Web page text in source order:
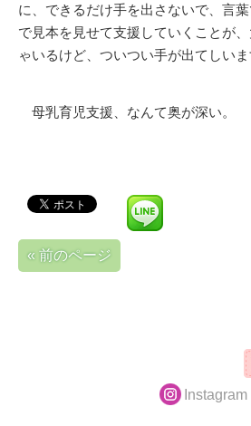
に、できるだけ手を出さないで、言
で見本を見せて支援していくことが
ゃいるけど、ついつい手が出てしい
母乳育児支援、なんて奥が深い。
« 前のページ
Instagram